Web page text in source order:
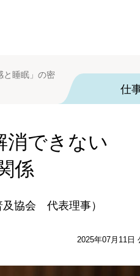
睡眠」の密
仕
消できない
係
及協会 代表理事）
2025年07月11日